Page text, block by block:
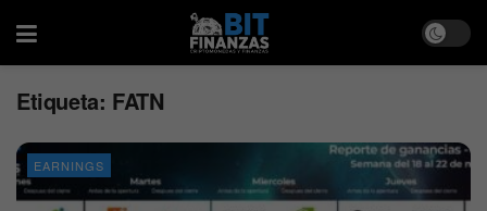
Etiqueta: FATN
EARNINGS